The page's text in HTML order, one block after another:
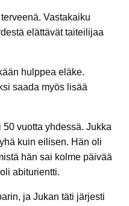
Vastakaiku
elättävät taiteilijaa
hulppea eläke.
saada myös lisää
vuotta yhdessä. Jukka
kuin eilisen. Hän oli
hän sai kolme päivää
abiturientti.
ja Jukan täti järjesti